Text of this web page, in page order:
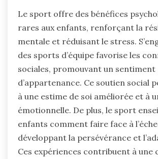
Le sport offre des bénéfices
rares aux enfants, renforçant la
mentale et réduisant le stress.
des sports d’équipe favorise les
sociales, promouvant un sentiment
d’appartenance. Ce soutien social
à une estime de soi améliorée et à
émotionnelle. De plus, le sport
enfants comment faire face à
développant la persévérance et
Ces expériences contribuent à une